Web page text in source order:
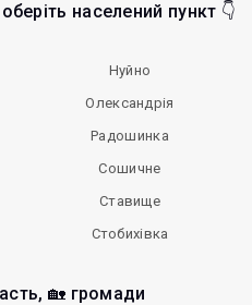
населений пункт 👇
Нуйно
Олександрія
Радошинка
Сошичне
Ставище
Стобихівка
🏡 громади